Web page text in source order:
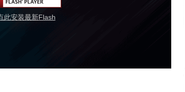
此安装最新Flash